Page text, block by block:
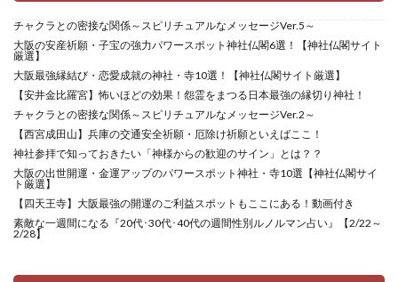
チャクラとの密接な関係～スピリチュアルなメッセージVer.5～
大阪の安産祈願・子宝の強力パワースポット神社仏閣6選！【神社仏閣サイト
厳選】
大阪最強縁結び・恋愛成就の神社・寺10選！【神社仏閣サイト厳選】
【安井金比羅宮】怖いほどの効果！怨霊をまつる日本最強の縁切り神社！
チャクラとの密接な関係～スピリチュアルなメッセージVer.2～
【西宮成田山】兵庫の交通安全祈願・厄除け祈願といえばここ！
神社参拝で知っておきたい「神様からの歓迎のサイン」とは？？
大阪の出世開運・金運アップのパワースポット神社・寺10選【神社仏閣サイ
ト厳選】
【四天王寺】大阪最強の開運のご利益スポットもここにある！動画付き
素敵な一週間になる『20代･30代･40代の週間性別ルノルマン占い』【2/22～
2/28】